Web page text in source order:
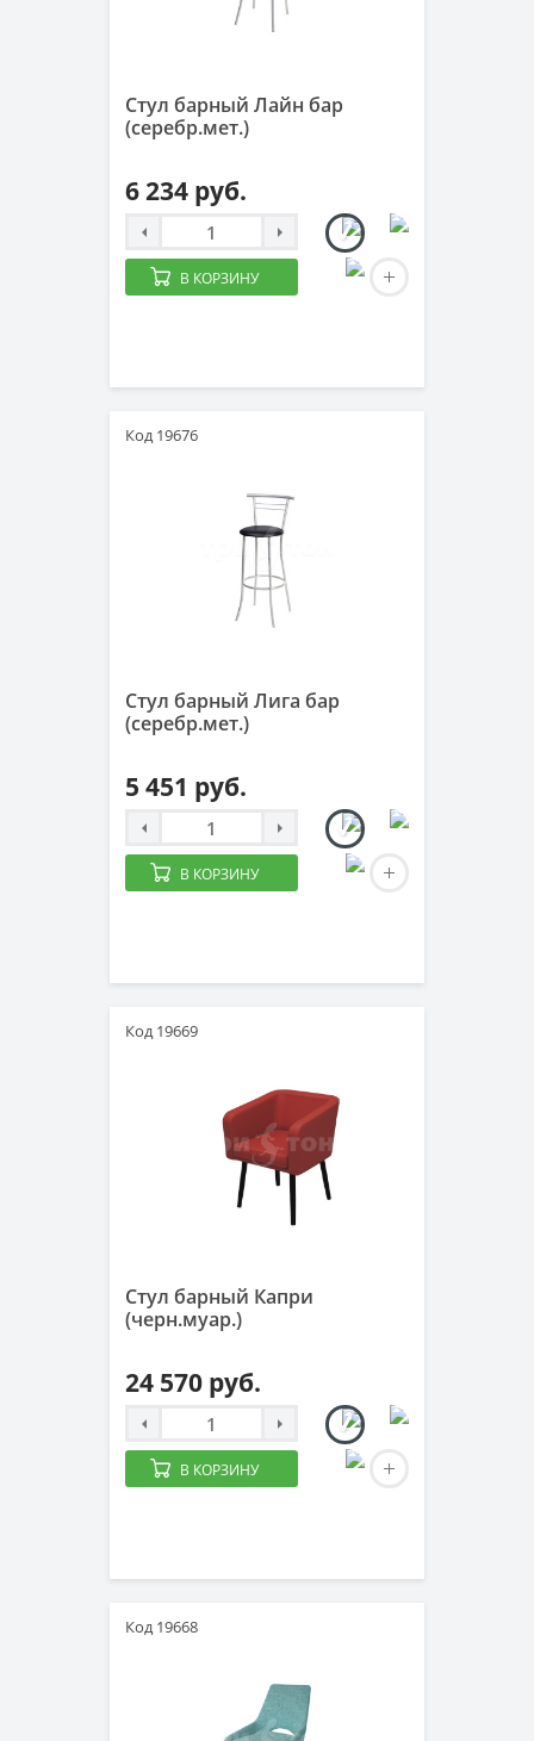
Стул барный Лайн бар
(серебр.мет.)
6 234 руб.
В КОРЗИНУ
Код 19676
Стул барный Лига бар
(серебр.мет.)
5 451 руб.
В КОРЗИНУ
Код 19669
Стул барный Капри
(черн.муар.)
24 570 руб.
В КОРЗИНУ
Код 19668